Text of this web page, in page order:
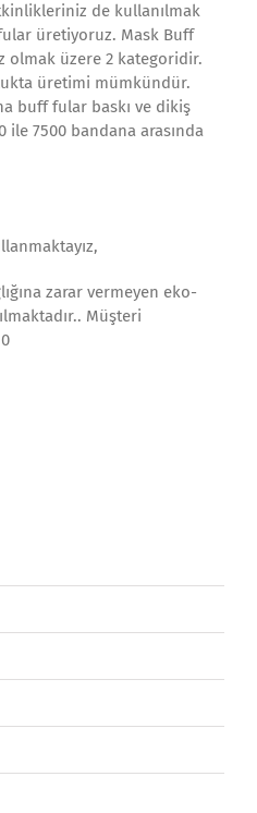
de kullanılmak
üretiyoruz. Mask Buff
olmak üzere 2 kategoridir.
üretimi mümkündür.
buff fular baskı ve dikiş
7500 bandana arasında
zarar vermeyen eko-
Müşteri